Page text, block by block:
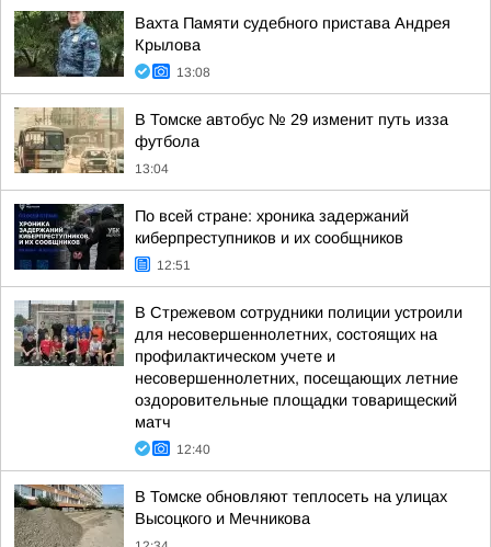
Вахта Памяти судебного пристава Андрея
Крылова
13:08
В Томске автобус № 29 изменит путь изза
футбола
13:04
По всей стране: хроника задержаний
киберпреступников и их сообщников
12:51
В Стрежевом сотрудники полиции устроили
для несовершеннолетних, состоящих на
профилактическом учете и
несовершеннолетних, посещающих летние
оздоровительные площадки товарищеский
матч
12:40
В Томске обновляют теплосеть на улицах
Высоцкого и Мечникова